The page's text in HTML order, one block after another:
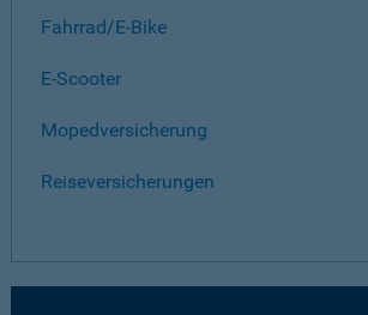
Fahrrad/E-Bike
E-Scooter
Mopedversicherung
Reiseversicherungen